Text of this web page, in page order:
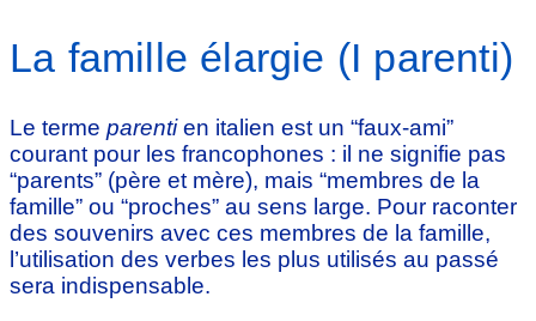
La famille élargie (I parenti)
Le terme parentien italien est un “faux-ami”
courant pour les francophones : il ne signifie pas
“parents” (père et mère), mais “membres de la
famille” ou “proches” au sens large. Pour raconter
des souvenirs avec ces membres de la famille,
l’utilisation des verbes les plus utilisés au passé
sera indispensable.